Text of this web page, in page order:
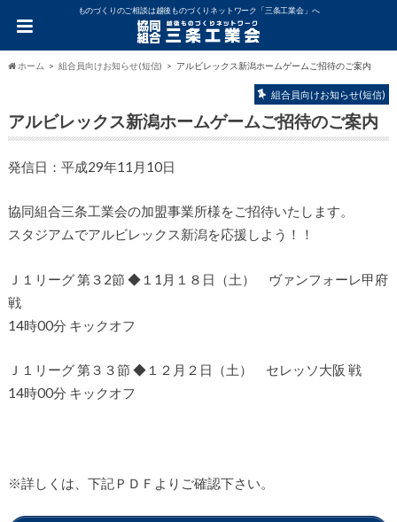
ものづくりのご相談は越後ものづくりネットワーク「三条工業会」へ
ホーム 組合員向けお知らせ(短信) アルビレックス新潟ホームゲームご招待のご案内
組合員向けお知らせ(短信)
アルビレックス新潟ホームゲームご招待のご案内
発信日：平成29年11月10日
協同組合三条工業会の加盟事業所様をご招待いたします。
スタジアムでアルビレックス新潟を応援しよう！！
Ｊ１リーグ 第３2節 ◆１1月１８日（土） ヴァンフォーレ甲府
戦
14時00分 キックオフ
Ｊ１リーグ 第３３節 ◆１２月２日（土） セレッソ大阪 戦
14時00分 キックオフ
※詳しくは、下記ＰＤＦよりご確認下さい。